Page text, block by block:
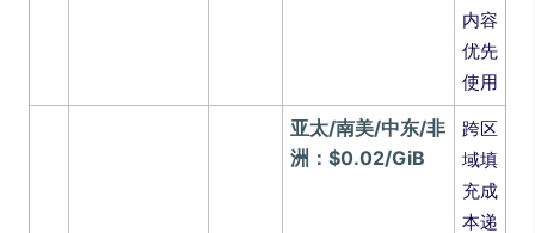
内容
优先
使用
亚太/南美/中东/非
洲：$0.02/GiB
跨区
域填
充成
本递